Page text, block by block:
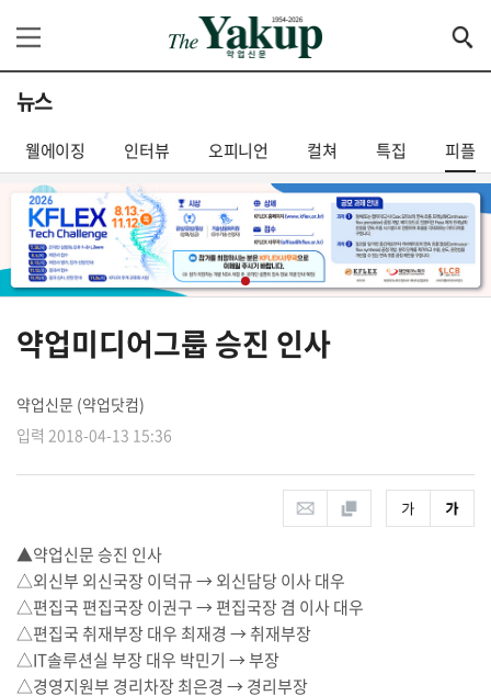
뉴스
웰에이징 인터뷰 오피니언 컬쳐 특집 피플
약업미디어그룹 승진 인사
약업신문 (약업닷컴)
입력 2018-04-13 15:36
▲약업신문 승진 인사
△외신부 외신국장 이덕규 → 외신담당 이사 대우
△편집국 편집국장 이권구 → 편집국장 겸 이사 대우
△편집국 취재부장 대우 최재경 → 취재부장
△IT솔루션실 부장 대우 박민기 → 부장
△경영지원부 경리차장 최은경 → 경리부장